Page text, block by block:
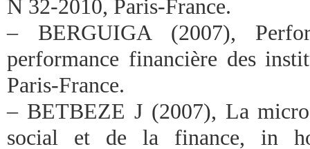
N 32-2010, Paris-France.
– BERGUIGA (2007),
performance financière des
Paris-France.
– BETBEZE J (2007), La
social et de la finance, in